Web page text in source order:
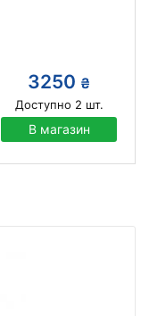
3250 ₴
Доступно 2 шт.
В магазин